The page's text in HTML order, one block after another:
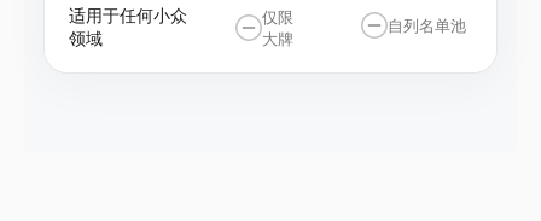
适用于任何小众
领域
仅限
大牌
自列名单池